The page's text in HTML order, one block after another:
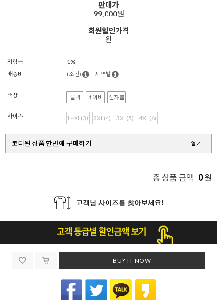
판매가
99,000원
회원할인가격
원
적립금
1%
배송비
(조건) 지역별
색상 블랙 네이비 진챠콜
사이즈 L~XL(3) 2XL(4) 3XL(5) 4XL(6)
코디된 상품 한번에 구매하기 열기
총 상품 금액 0원
BUY IT NOW